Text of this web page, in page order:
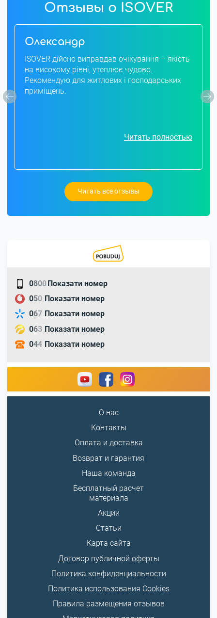
Отзывы о ISOVER
Олександр
ISOVER дійсно виправдав очікування – якість
на високому рівні, утеплює чудово.
Рекомендую для житлових і господарських
приміщень.
Читать полностью
Читать все отзывы
0800Показати номер
050 Показати номер
067 Показати номер
063 Показати номер
044 Показати номер
О нас
Контакты
Оплата и доставка
Возврат и гарантия
Наша команда
Бесплатный расчет
материала
Акции
Статьи
Карта сайта
Договор публичной оферты
Политика конфиденциальности
Политика использования Cookies
Правила размещения отзывов